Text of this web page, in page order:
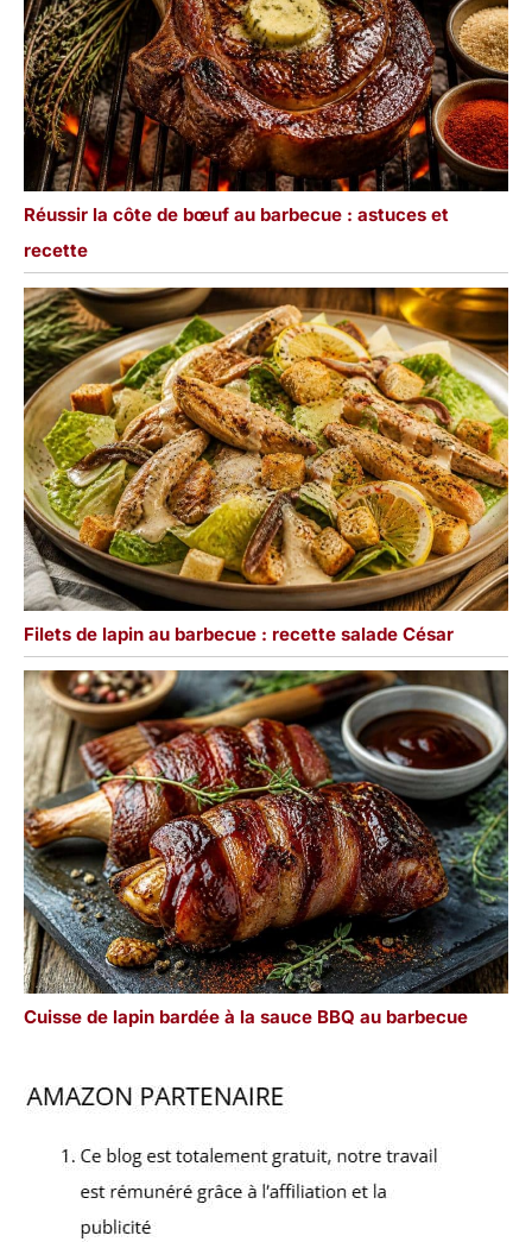
Réussir la côte de bœuf au barbecue : astuces et
recette
Filets de lapin au barbecue : recette salade César
Cuisse de lapin bardée à la sauce BBQ au barbecue